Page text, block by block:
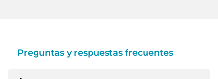
Preguntas y respuestas frecuentes